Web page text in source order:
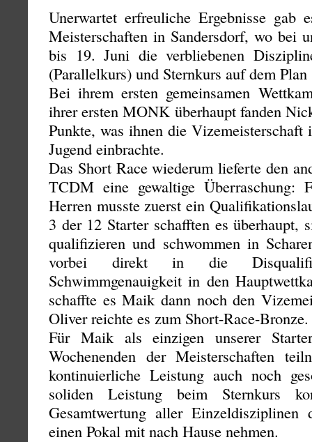
Unerwartet erfreuliche Ergebnisse
Meisterschaften in Sandersdorf, wo bei
bis 19. Juni die verbliebenen
(Parallelkurs) und Sternkurs auf dem Plan
Bei ihrem ersten gemeinsamen
ihrer ersten MONK überhaupt fanden
Punkte, was ihnen die Vizemeisterschaft
Jugend einbrachte.
Das Short Race wiederum lieferte den
TCDM eine gewaltige Überraschung:
Herren musste zuerst ein
3 der 12 Starter schafften es überhaupt,
qualifizieren und schwommen in
vorbei direkt in die
Schwimmgenauigkeit in den
schaffte es Maik dann noch den
Oliver reichte es zum Short-Race-Bronze.
Für Maik als einzigen unserer
Wochenenden der Meisterschaften
kontinuierliche Leistung auch noch
soliden Leistung beim Sternkurs
Gesamtwertung aller
einen Pokal mit nach Hause nehmen.